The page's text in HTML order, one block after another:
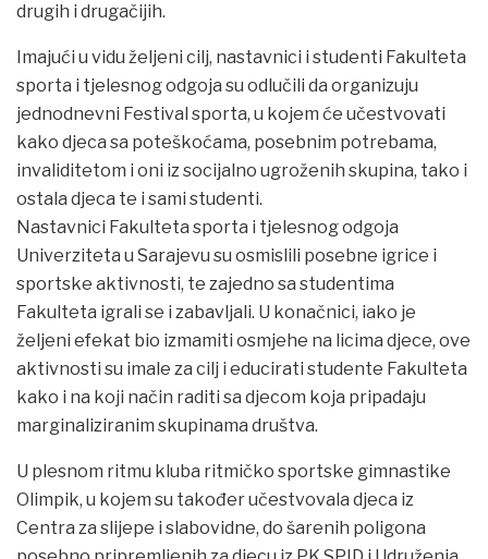
drugih i drugačijih.
Imajući u vidu željeni cilj, nastavnici i studenti Fakulteta
sporta i tjelesnog odgoja su odlučili da organizuju
jednodnevni Festival sporta, u kojem će učestvovati
kako djeca sa poteškoćama, posebnim potrebama,
invaliditetom i oni iz socijalno ugroženih skupina, tako i
ostala djeca te i sami studenti.
Nastavnici Fakulteta sporta i tjelesnog odgoja
Univerziteta u Sarajevu su osmislili posebne igrice i
sportske aktivnosti, te zajedno sa studentima
Fakulteta igrali se i zabavljali. U konačnici, iako je
željeni efekat bio izmamiti osmjehe na licima djece, ove
aktivnosti su imale za cilj i educirati studente Fakulteta
kako i na koji način raditi sa djecom koja pripadaju
marginaliziranim skupinama društva.
U plesnom ritmu kluba ritmičko sportske gimnastike
Olimpik, u kojem su također učestvovala djeca iz
Centra za slijepe i slabovidne, do šarenih poligona